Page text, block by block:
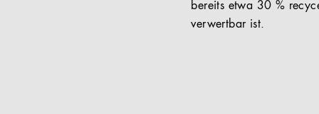
bereits etwa 30 %
verwertbar ist.